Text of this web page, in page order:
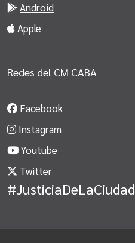
Android
Apple
Redes del CM CABA
Facebook
Instagram
Youtube
Twitter
#JusticiaDeLaCiudad